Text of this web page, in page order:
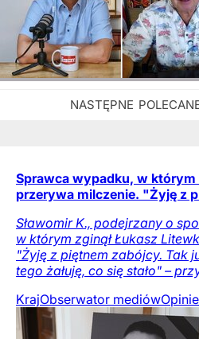
Sprawca wypadku, w którym
przerywa milczenie. "Żyję z
Sławomir K., podejrzany o
w którym zginął Łukasz
"Żyję z piętnem zabójcy. Tak
tego żałuję, co się stało" –
KrajObserwator mediówOpinie